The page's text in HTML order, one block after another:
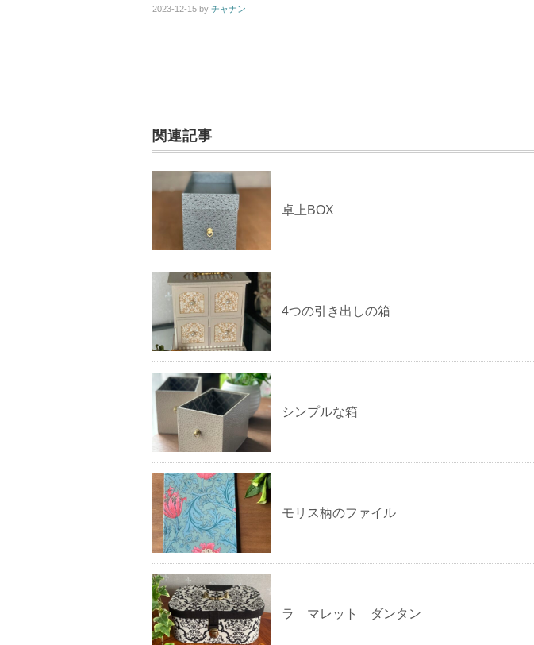
2023-12-15 by チャナン
関連記事
卓上BOX
4つの引き出しの箱
シンプルな箱
モリス柄のファイル
ラ マレット ダンタン